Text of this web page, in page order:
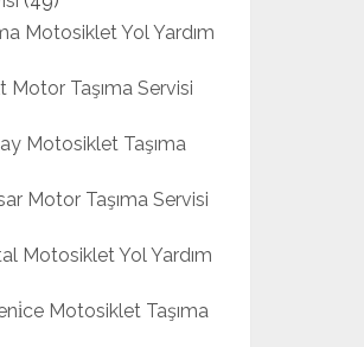
Motosiklet Yol Yardım
Taşıma Servisi
Motosiklet Taşıma
Motor Taşıma Servisi
Motosiklet Yol Yardım
Motosiklet Taşıma